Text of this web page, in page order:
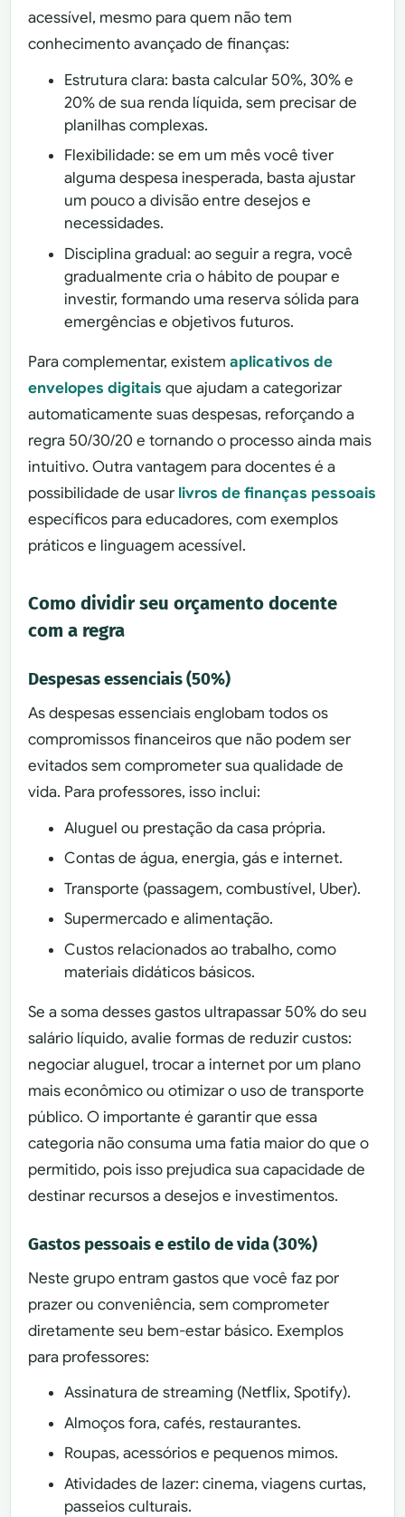
acessível, mesmo para quem não tem
conhecimento avançado de finanças:
Estrutura clara: basta calcular 50%, 30% e
20% de sua renda líquida, sem precisar de
planilhas complexas.
Flexibilidade: se em um mês você tiver
alguma despesa inesperada, basta ajustar
um pouco a divisão entre desejos e
necessidades.
Disciplina gradual: ao seguir a regra, você
gradualmente cria o hábito de poupar e
investir, formando uma reserva sólida para
emergências e objetivos futuros.
Para complementar, existemaplicativos de
envelopes digitais que ajudam a categorizar
automaticamente suas despesas, reforçando a
regra 50/30/20 e tornando o processo ainda mais
intuitivo. Outra vantagem para docentes é a
possibilidade de usar livros de finanças pessoais
específicos para educadores, com exemplos
práticos e linguagem acessível.
Como dividir seu orçamento docente
com a regra
Despesas essenciais (50%)
As despesas essenciais englobam todos os
compromissos financeiros que não podem ser
evitados sem comprometer sua qualidade de
vida. Para professores, isso inclui:
Aluguel ou prestação da casa própria.
Contas de água, energia, gás e internet.
Transporte (passagem, combustível, Uber).
Supermercado e alimentação.
Custos relacionados ao trabalho, como
materiais didáticos básicos.
Se a soma desses gastos ultrapassar 50% do seu
salário líquido, avalie formas de reduzir custos:
negociar aluguel, trocar a internet por um plano
mais econômico ou otimizar o uso de transporte
público. O importante é garantir que essa
categoria não consuma uma fatia maior do que o
permitido, pois isso prejudica sua capacidade de
destinar recursos a desejos e investimentos.
Gastos pessoais e estilo de vida (30%)
Neste grupo entram gastos que você faz por
prazer ou conveniência, sem comprometer
diretamente seu bem-estar básico. Exemplos
para professores:
Assinatura de streaming (Netflix, Spotify).
Almoços fora, cafés, restaurantes.
Roupas, acessórios e pequenos mimos.
Atividades de lazer: cinema, viagens curtas,
passeios culturais.